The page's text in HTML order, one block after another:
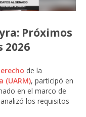
Próximos
2026
de la
(UARM), participó en
en el marco de
los requisitos